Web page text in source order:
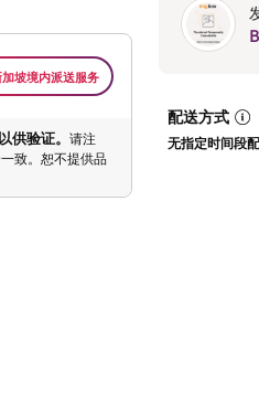
坡境内派送服务
供验证。 请注
致。恕不提供品
配送方式
无指定时间段